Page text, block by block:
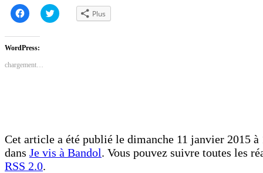
Cliquez
pour
partager
Facebook(ouvre
dans
une
fenêtre)
Cliquez
pour Plus
WordPress:
chargement…
Cet article a été publié le dimanche 11 janvier 2015 à
dans Je vis à Bandol. Vous pouvez suivre toutes les
RSS 2.0.